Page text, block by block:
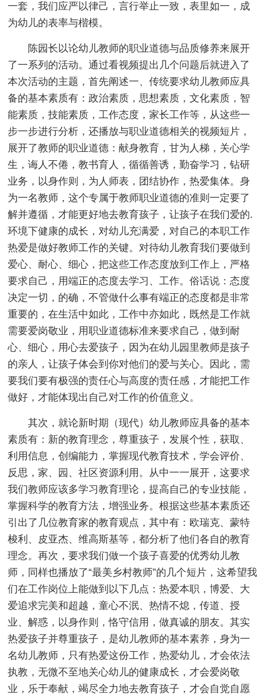
一套，我们应严以律己，言行举止一致，表里如一，成
为幼儿的表率与楷模。
陈园长以论幼儿教师的职业道德与品质修养来展开
了一系列的活动。通过看视频提出几个问题后就进入了
本次活动的主题，首先阐述一、传统要求幼儿教师应具
备的基本素质有：政治素质，思想素质，文化素质，智
能素质，技能素质，工作态度，家长工作等，从这些一
步一步进行分析，还播放与职业道德相关的视频短片，
展开了教师的职业道德：献身教育，甘为人梯，关心学
生，诲人不倦，教书育人，循循善诱，勤奋学习，钻研
业务，以身作则，为人师表，团结协作，热爱集体。身
为一名教师，这个专属于教师职业道德的准则一定要了
解并遵循，才能更好地去教育孩子，让孩子在我们爱的.
环境下健康的成长，对幼儿充满爱，对自己的本职工作
热爱是做好教师工作的关键。对待幼儿教育我们要做到
爱心、耐心、细心，把这些工作态度放到工作上，严格
要求自己，用端正的态度去学习、工作。俗话说：态度
决定一切，的确，不管做什么事有端正的态度都是非常
重要的，在生活中如此，工作中亦如此，既然是工作就
需要爱岗敬业，用职业道德标准来要求自己，做到耐
心、细心，用心去爱孩子，因为在幼儿园里教师是孩子
的亲人，让孩子体会到你对他们的爱与关心。因此，需
要我们要有极强的责任心与高度的责任感，才能把工作
做好，才能体现出自己对工作的价值意义。
其次，就论新时期（现代）幼儿教师应具备的基本
素质有：新的教育理念，尊重孩子，发展个性，获取、
利用信息，创编能力，掌握现代教育技术，学会评价、
反思，家、园、社区资源利用。从中一一展开，这要求
我们教师应该多学习教育理论，提高自己的专业技能，
掌握科学的教育方法，增强业务。根据这些基本素质还
引出了几位教育家的教育观点，其中有：欧瑞克、蒙特
梭利、皮亚杰、维高斯基等，都分析了他们各自的教育
理念。再次，要求我们做一个孩子喜爱的优秀幼儿教
师，同样也播放了“最美乡村教师”的几个短片，这希望我
们在工作岗位上能做到以下几点：热爱本职，博爱、大
爱追求完美和超越，童心不泯、热情不熄，传道、授
业、解惑，以身作则，恪守信用，做真诚的朋友。其实
热爱孩子并尊重孩子，是幼儿教师的基本素养，身为一
名幼儿教师，只有热爱这份工作，热爱幼儿，才会依法
执教，无微不至地关心幼儿的健康成长，才会爱岗敬
业，乐于奉献，竭尽全力地去教育孩子，才会自觉自愿